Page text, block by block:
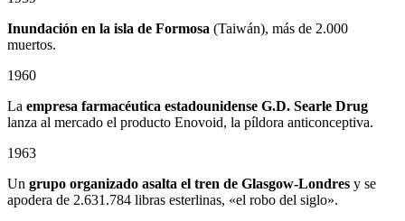
Inundación en la isla de Formosa (Taiwán), más de 2.000
muertos.
1960
La empresa farmacéutica estadounidense G.D. Searle Drug
lanza al mercado el producto Enovoid, la píldora anticonceptiva.
1963
Un grupo organizado asalta el tren de Glasgow-Londres y se
apodera de 2.631.784 libras esterlinas, «el robo del siglo».